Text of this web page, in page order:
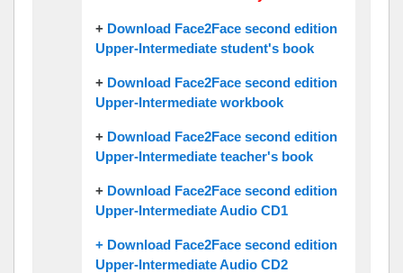
+ Download Face2Face second edition
Upper-Intermediate student's book
+ Download Face2Face second edition
Upper-Intermediate workbook
+ Download Face2Face second edition
Upper-Intermediate teacher's book
+ Download Face2Face second edition
Upper-Intermediate Audio CD1
+ Download Face2Face second edition
Upper-Intermediate Audio CD2